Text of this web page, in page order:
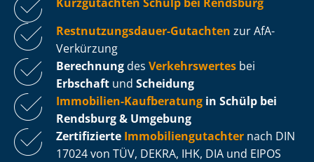
Rest­nut­zungs­dau­er-Gutachten zur AfA-
Verkürzung
Berechnung des Verkehrswertes bei
Erbschaft und Scheidung
Immobilien-Kaufberatung in Schülp bei
Rendsburg & Umgebung
Zertifizierte Im­mo­bi­li­en­gut­ach­ter nach DIN
17024 von TÜV, DEKRA, IHK, DIA und EIPOS